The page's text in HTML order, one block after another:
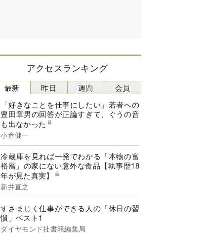
アクセスランキング
最新
「好きなことを仕事にしたい」若者への
豊田章男の回答が正論すぎて、ぐうの音
も出なかった
小倉健一
冷蔵庫を見れば一発でわかる「本物の富
裕層」の家にない意外な食品【執事歴18
年が見た真実】
新井直之
すさまじく仕事ができる人の「休日の習
慣」ベスト1
ダイヤモンド社書籍編集局
昨日 週間 会員